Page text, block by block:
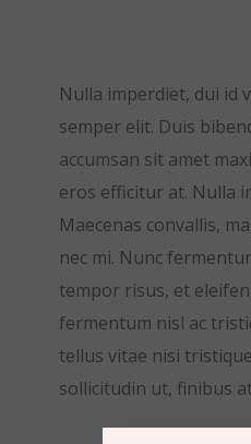
Nulla imperdiet, dui id
semper elit. Duis
accumsan sit amet
eros efficitur at. Nulla
Maecenas convallis,
nec mi. Nunc
tempor risus, et
fermentum nisl ac
tellus vitae nisi
sollicitudin ut, finibus